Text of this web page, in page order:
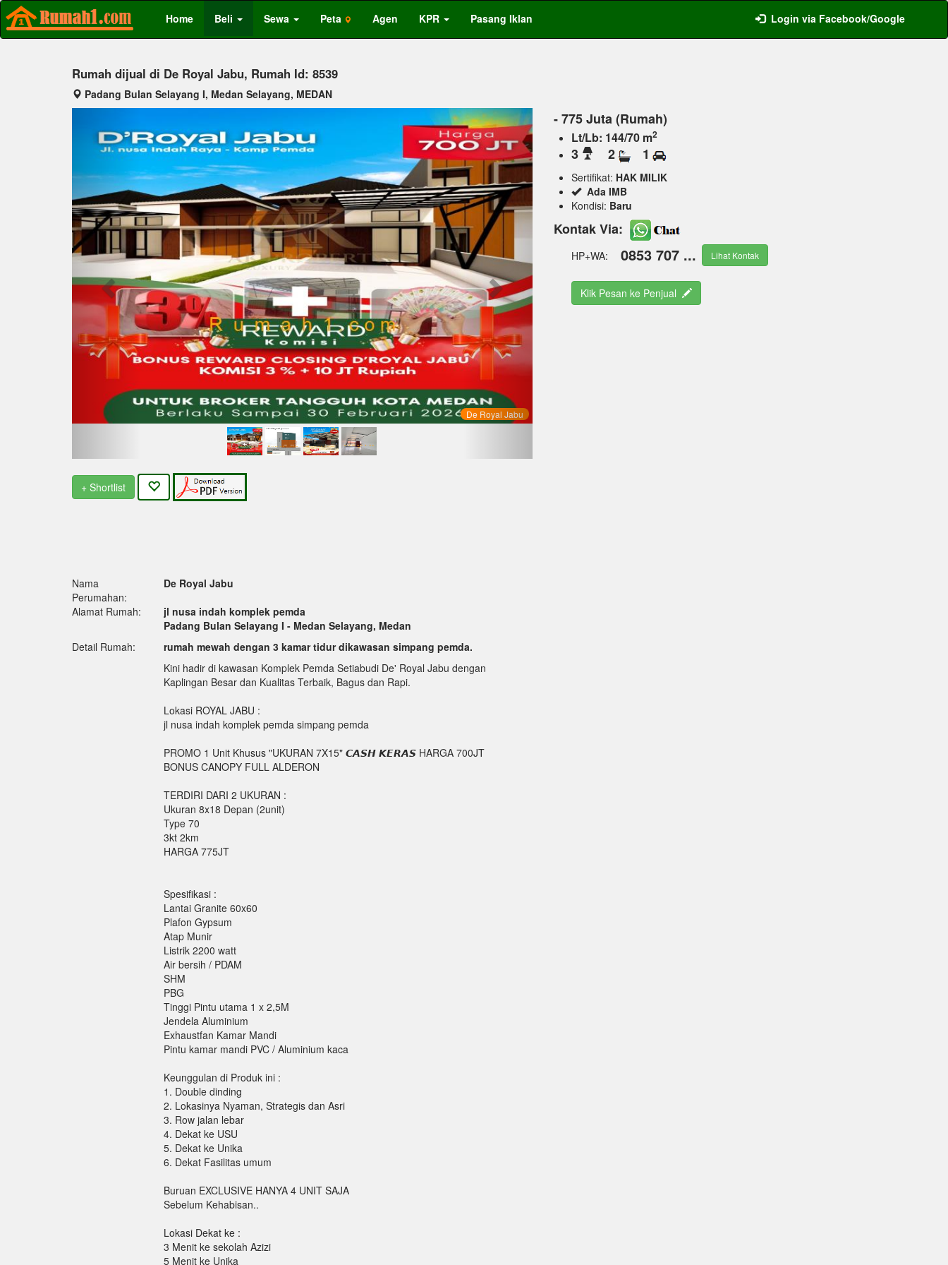
Home Beli Sewa Peta Agen KPR Pasang Iklan Login via Facebook/Google
Rumah dijual di De Royal Jabu, Rumah Id: 8539
Padang Bulan Selayang I, Medan Selayang, MEDAN
De Royal Jabu
Next
+ Shortlist
- 775 Juta (Rumah)
Lt/Lb: 144/70 m2
3 2 1
Sertifikat: HAK MILIK
Ada IMB
Kondisi: Baru
Kontak Via:
HP+WA: 0853 707 ... Lihat Kontak
Klik Pesan ke Penjual
Nama
Perumahan:
De Royal Jabu
Alamat Rumah:
jl nusa indah komplek pemda
Padang Bulan Selayang I - Medan Selayang, Medan
Detail Rumah:
rumah mewah dengan 3 kamar tidur dikawasan simpang pemda.
Kini hadir di kawasan Komplek Pemda Setiabudi De' Royal Jabu dengan
Kaplingan Besar dan Kualitas Terbaik, Bagus dan Rapi.
Lokasi ROYAL JABU :
jl nusa indah komplek pemda simpang pemda
PROMO 1 Unit Khusus "UKURAN 7X15" 𝘾𝘼𝙎𝙃 𝙆𝙀𝙍𝘼𝙎 HARGA 700JT
BONUS CANOPY FULL ALDERON
TERDIRI DARI 2 UKURAN :
Ukuran 8x18 Depan (2unit)
Type 70
3kt 2km
HARGA 775JT
Spesifikasi :
Lantai Granite 60x60
Plafon Gypsum
Atap Munir
Listrik 2200 watt
Air bersih / PDAM
SHM
PBG
Tinggi Pintu utama 1 x 2,5M
Jendela Aluminium
Exhaustfan Kamar Mandi
Pintu kamar mandi PVC / Aluminium kaca
Keunggulan di Produk ini :
1. Double dinding
2. Lokasinya Nyaman, Strategis dan Asri
3. Row jalan lebar
4. Dekat ke USU
5. Dekat ke Unika
6. Dekat Fasilitas umum
Buruan EXCLUSIVE HANYA 4 UNIT SAJA
Sebelum Kehabisan..
Lokasi Dekat ke :
3 Menit ke sekolah Azizi
5 Menit ke Unika